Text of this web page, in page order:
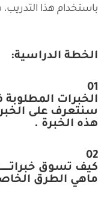
باستخدام هذا
الخطة الدراسية:
01
الخبرات
سنتعرف على
هذه الخبرة .
02
كيف تسوق
ماهي الطرق